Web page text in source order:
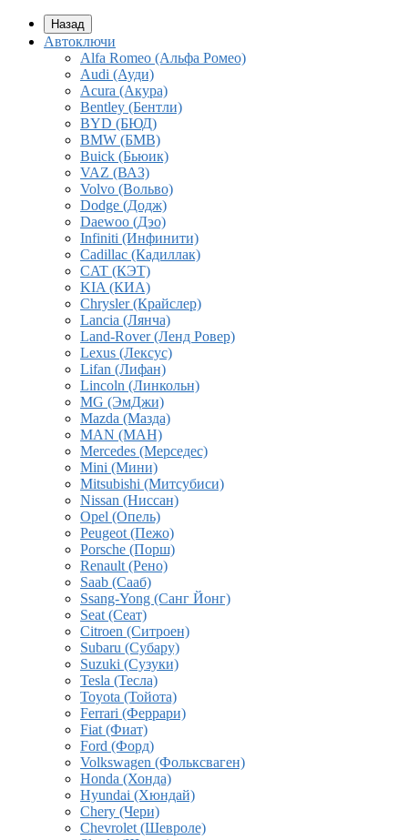
Назад
Автоключи
Alfa Romeo (Альфа Ромео)
Audi (Ауди)
Acura (Акура)
Bentley (Бентли)
BYD (БЮД)
BMW (БМВ)
Buick (Бьюик)
VAZ (ВАЗ)
Volvo (Вольво)
Dodge (Додж)
Daewoo (Дэо)
Infiniti (Инфинити)
Cadillac (Кадиллак)
CAT (КЭТ)
KIA (КИА)
Chrysler (Крайслер)
Lancia (Лянча)
Land-Rover (Ленд Ровер)
Lexus (Лексус)
Lifan (Лифан)
Lincoln (Линкольн)
MG (ЭмДжи)
Mazda (Мазда)
MAN (МАН)
Mercedes (Мерседес)
Mini (Мини)
Mitsubishi (Митсубиси)
Nissan (Ниссан)
Opel (Опель)
Peugeot (Пежо)
Porsche (Порш)
Renault (Рено)
Saab (Сааб)
Ssang-Yong (Санг Йонг)
Seat (Сеат)
Citroen (Ситроен)
Subaru (Субару)
Suzuki (Сузуки)
Tesla (Тесла)
Toyota (Тойота)
Ferrari (Феррари)
Fiat (Фиат)
Ford (Форд)
Volkswagen (Фольксваген)
Honda (Хонда)
Hyundai (Хюндай)
Chery (Чери)
Chevrolet (Шевроле)